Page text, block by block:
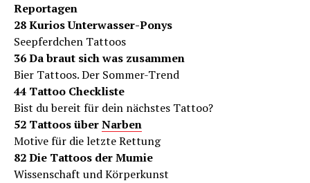
Reportagen
28 Kurios Unterwasser-Ponys
Seepferdchen Tattoos
36 Da braut sich was zusammen
Bier Tattoos. Der Sommer-Trend
44 Tattoo Checkliste
Bist du bereit für dein nächstes Tattoo?
52 Tattoos überNarben
Motive für die letzte Rettung
82 Die Tattoos der Mumie
Wissenschaft und Körperkunst